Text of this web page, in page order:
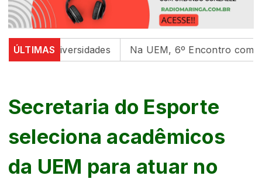
ÚLTIMAS
universidades Na UEM, 6º Encontro com as
Secretaria do Esporte
seleciona acadêmicos
da UEM para atuar no